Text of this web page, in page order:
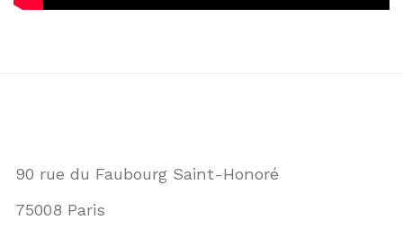
90 rue du Faubourg Saint-Honoré
75008 Paris